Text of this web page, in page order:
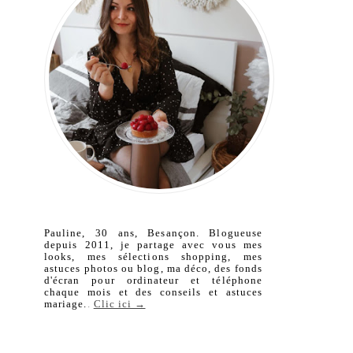
Pauline, 30 ans, Besançon. Blogueuse
depuis 2011, je partage avec vous mes
looks, mes sélections shopping, mes
astuces photos ou blog, ma déco, des fonds
d'écran pour ordinateur et téléphone
chaque mois et des conseils et astuces
mariage. . Clic ici →